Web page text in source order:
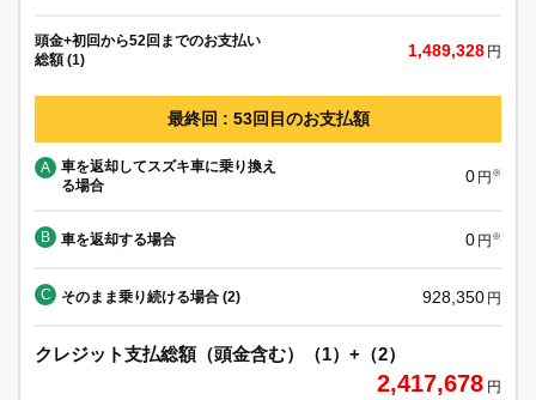
頭金+初回から52回までのお支払い
総額 (1)
1,489,328 円
最終回 : 53回目のお支払額
A
車を返却してスズキ車に乗り換え
る場合
0 円 ※
B 車を返却する場合 0 円 ※
C そのまま乗り続ける場合 (2) 928,350 円
クレジット支払総額（頭金含む）（1）+（2）
2,417,678 円